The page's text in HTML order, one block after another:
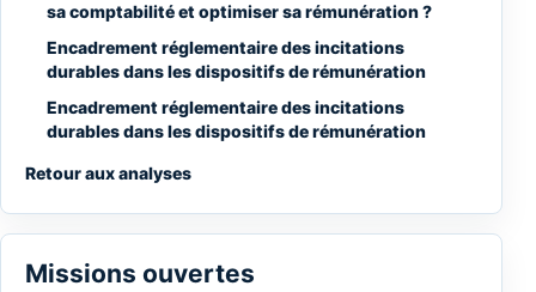
sa comptabilité et optimiser sa rémunération ?
Encadrement réglementaire des incitations
durables dans les dispositifs de rémunération
Encadrement réglementaire des incitations
durables dans les dispositifs de rémunération
Retour aux analyses
Missions ouvertes